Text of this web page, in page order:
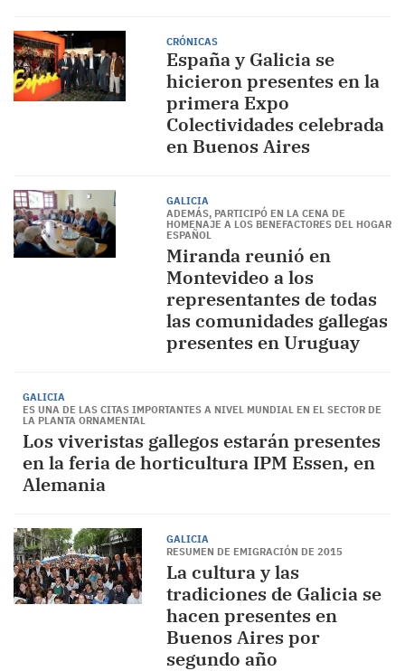
CRÓNICAS
España y Galicia se
hicieron presentes en la
primera Expo
Colectividades celebrada
en Buenos Aires
GALICIA
ADEMÁS, PARTICIPÓ EN LA CENA DE
HOMENAJE A LOS BENEFACTORES DEL HOGAR
ESPAÑOL
Miranda reunió en
Montevideo a los
representantes de todas
las comunidades gallegas
presentes en Uruguay
GALICIA
ES UNA DE LAS CITAS IMPORTANTES A NIVEL MUNDIAL EN EL SECTOR DE
LA PLANTA ORNAMENTAL
Los viveristas gallegos estarán presentes
en la feria de horticultura IPM Essen, en
Alemania
GALICIA
RESUMEN DE EMIGRACIÓN DE 2015
La cultura y las
tradiciones de Galicia se
hacen presentes en
Buenos Aires por
segundo año